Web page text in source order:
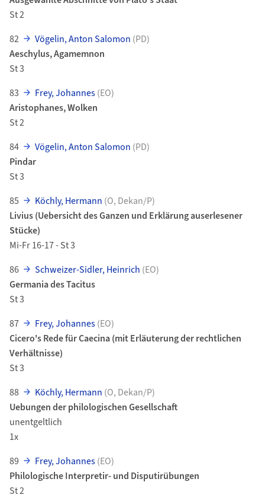
St 2
82
Vögelin, Anton Salomon (PD)
Aeschylus, Agamemnon
St 3
83
Frey, Johannes(EO)
Aristophanes, Wolken
St 2
84
Vögelin, Anton Salomon (PD)
Pindar
St 3
85
Köchly, Hermann (O, Dekan/P)
Livius (Uebersicht des Ganzen und Erklärung auserlesener
Stücke)
Mi-Fr 16-17 - St 3
86
Schweizer-Sidler, Heinrich (EO)
Germania des Tacitus
St 3
87
Frey, Johannes(EO)
Cicero's Rede für Caecina (mit Erläuterung der rechtlichen
Verhältnisse)
St 3
88
Köchly, Hermann (O, Dekan/P)
Uebungen der philologischen Gesellschaft
unentgeltlich
1x
89
Frey, Johannes(EO)
Philologische Interpretir- und Disputirübungen
St 2